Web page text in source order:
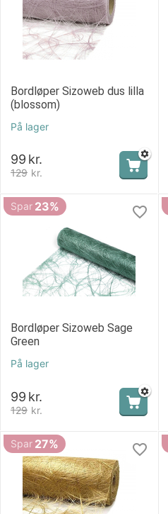
Bordløper Sizoweb dus lilla
(blossom)
På lager
129 kr.
99 kr.
Spar 23%
Bordløper Sizoweb Sage
Green
På lager
129 kr.
99 kr.
Spar 27%